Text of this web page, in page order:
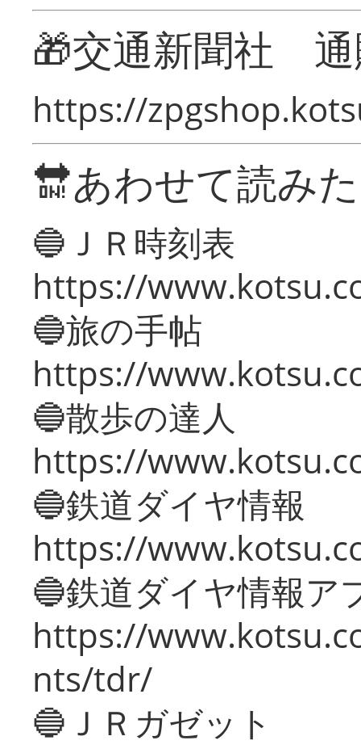
🎁交通新聞社
https://
🔛あわせて読み
🔵ＪＲ時刻表
https://
🔵旅の手帖
https://
🔵散歩の達人
https://
🔵鉄道ダイヤ情報
https://
🔵鉄道ダイヤ情報ア
https://
nts/tdr/
🔵ＪＲガゼット